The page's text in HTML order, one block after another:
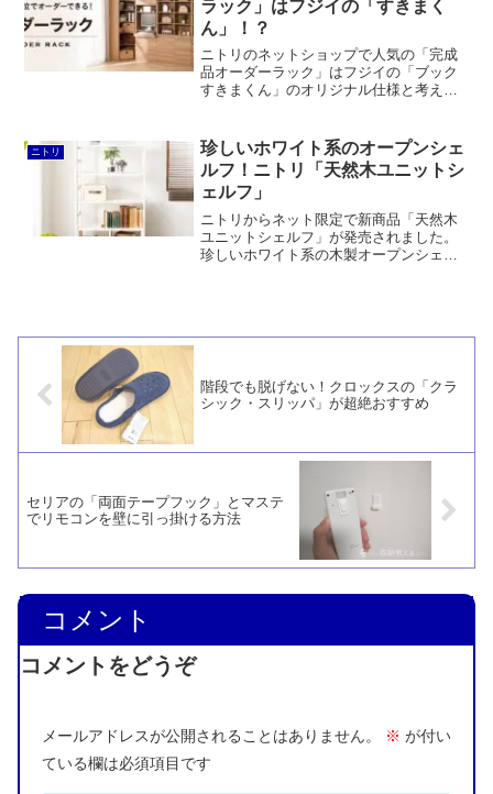
ます。むしろ、プロモと関連性の高い商
品です。
ラック」はフジイの「すきまく
ん」！？
ニトリのネットショップで人気の「完成
品オーダーラック」はフジイの「ブック
すきまくん」のオリジナル仕様と考えら
一方でニトリは幅90cmまでオーダー可能
となっているなど魅力も豊富です。
ニトリ
珍しいホワイト系のオープンシェ
ルフ！ニトリ「天然木ユニットシ
ェルフ」
ニトリからネット限定で新商品「天然木
ユニットシェルフ」が発売されました。
珍しいホワイト系の木製オープンシェル
材ユニットシェルフと比較すると価格は
階段でも脱げない！クロックスの「クラ
シック・スリッパ」が超絶おすすめ
セリアの「両面テープフック」とマステ
でリモコンを壁に引っ掛ける方法
コメント
コメントをどうぞ
メールアドレスが公開されることはありません。 ※ が付い
ている欄は必須項目です